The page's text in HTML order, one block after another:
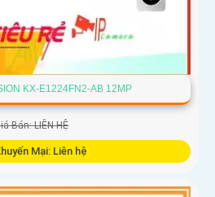
KX-E1224FN2-AB 12MP
Bán: LIÊN HỆ
Mại: Liên hệ
AB sử dụng công nghệ